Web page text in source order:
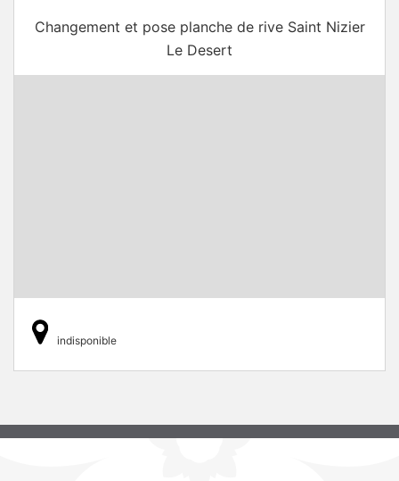
Changement et pose planche de rive Saint Nizier
Le Desert
indisponible